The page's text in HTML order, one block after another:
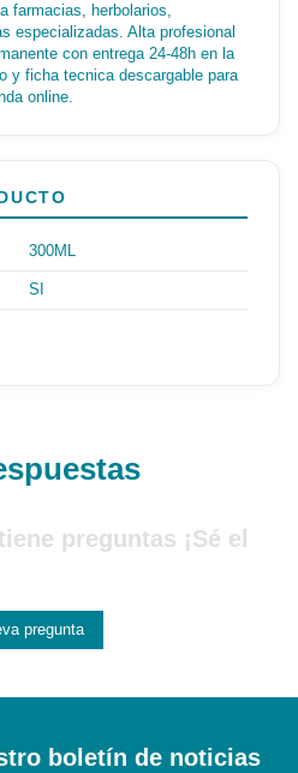
farmacias, herbolarios,
especializadas. Alta profesional
con entrega 24-48h en la
y ficha tecnica descargable para
online.
300ML
SI
preguntas ¡Sé el
pregunta
boletín de noticias